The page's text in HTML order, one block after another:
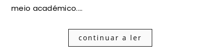
meio académico.…
continuar a ler